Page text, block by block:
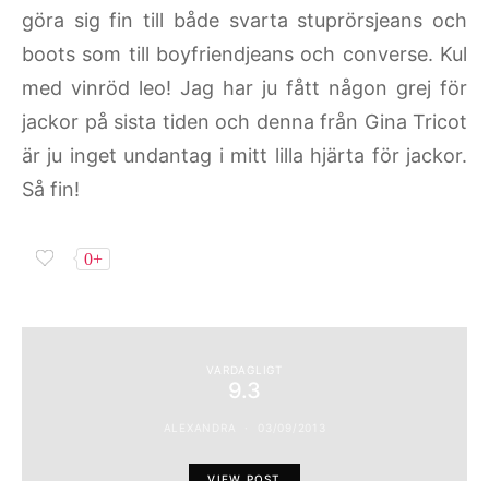
göra sig fin till både svarta stuprörsjeans och
boots som till boyfriendjeans och converse. Kul
med vinröd leo! Jag har ju fått någon grej för
jackor på sista tiden och denna från Gina Tricot
är ju inget undantag i mitt lilla hjärta för jackor.
Så fin!
0+
VARDAGLIGT
9.3